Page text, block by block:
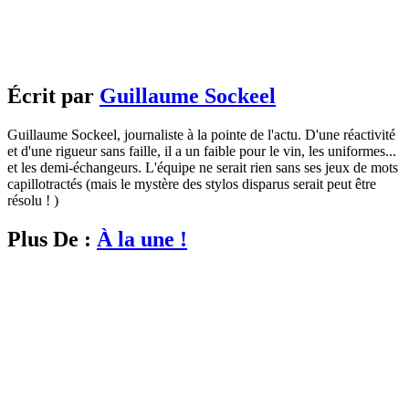
Écrit par Guillaume Sockeel
Guillaume Sockeel, journaliste à la pointe de l'actu. D'une réactivité
et d'une rigueur sans faille, il a un faible pour le vin, les uniformes...
et les demi-échangeurs. L'équipe ne serait rien sans ses jeux de mots
capillotractés (mais le mystère des stylos disparus serait peut être
résolu ! )
Plus De : À la une !